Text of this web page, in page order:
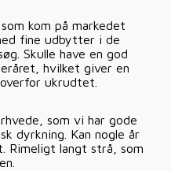
kom på markedet
fine udbytter i de
Skulle have en god
hvilket giver en
ukrudtet.
som vi har gode
dyrkning. Kan nogle år
Rimeligt langt strå, som